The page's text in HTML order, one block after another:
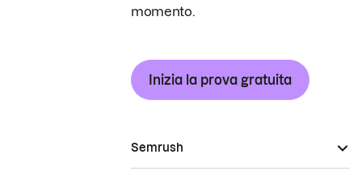
momento.
Inizia la prova gratuita
Semrush